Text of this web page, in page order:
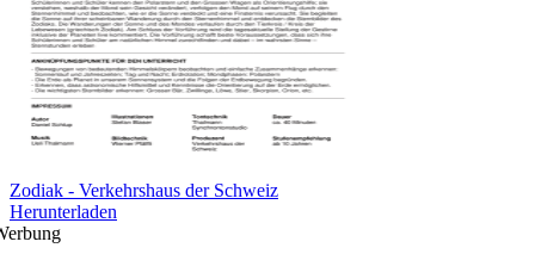
Zodiak - Verkehrshaus der Schweiz
Herunterladen